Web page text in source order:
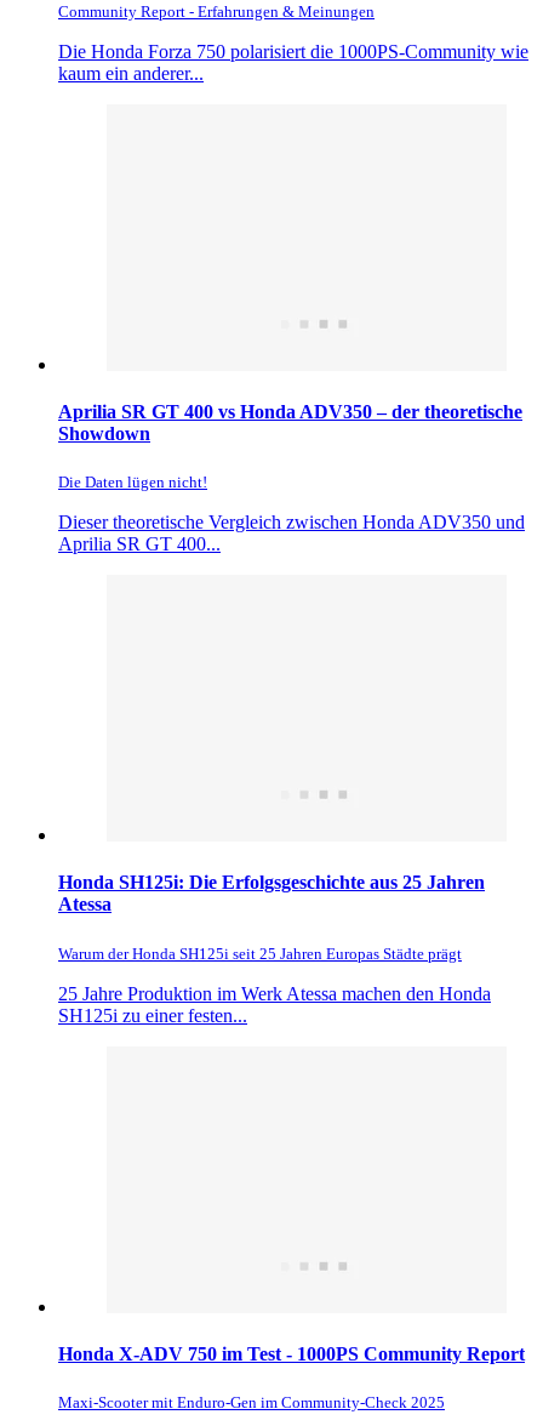
Community Report - Erfahrungen & Meinungen
Die Honda Forza 750 polarisiert die 1000PS-Community wie
kaum ein anderer...
Aprilia SR GT 400 vs Honda ADV350 – der theoretische
Showdown
Die Daten lügen nicht!
Dieser theoretische Vergleich zwischen Honda ADV350 und
Aprilia SR GT 400...
Honda SH125i: Die Erfolgsgeschichte aus 25 Jahren
Atessa
Warum der Honda SH125i seit 25 Jahren Europas Städte prägt
25 Jahre Produktion im Werk Atessa machen den Honda
SH125i zu einer festen...
Honda X-ADV 750 im Test - 1000PS Community Report
Maxi-Scooter mit Enduro-Gen im Community-Check 2025